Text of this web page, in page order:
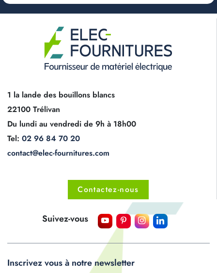
1 la lande des bouillons blancs
22100 Trélivan
Du lundi au vendredi de 9h à 18h00
Tel: 02 96 84 70 20
contact@elec-fournitures.com
Contactez-nous
Suivez-vous
Inscrivez vous à notre newsletter